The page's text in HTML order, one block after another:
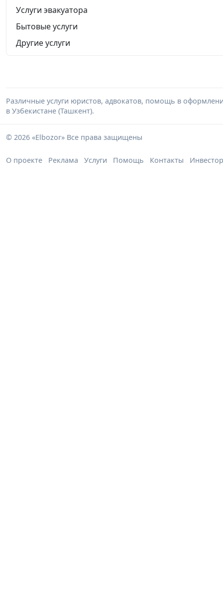
Услуги эвакуатора
Бытовые услуги
Другие услуги
Различные услуги юристов, адвокатов, помощь в
в Узбекистане (Ташкент).
© 2026 «Elbozor» Все права защищены
О проекте Реклама Услуги Помощь Контакты